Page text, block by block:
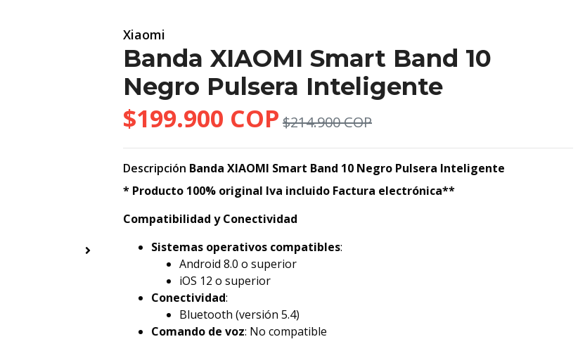
Xiaomi
Banda XIAOMI Smart Band 10
Negro Pulsera Inteligente
$199.900 COP $214.900 COP
Descripción Banda XIAOMI Smart Band 10 Negro Pulsera Inteligente
* Producto 100% original Iva incluido Factura electrónica**
Compatibilidad y Conectividad
Sistemas operativos compatibles:
Android 8.0 o superior
iOS 12 o superior
Conectividad:
Bluetooth (versión 5.4)
Comando de voz: No compatible